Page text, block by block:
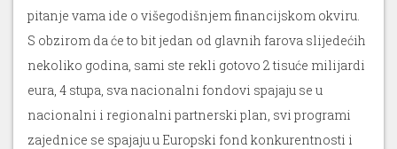
pitanje vama ide o višegodišnjem financijskom okviru.
S obzirom da će to bit jedan od glavnih farova slijedećih
nekoliko godina, sami ste rekli gotovo 2 tisuće milijardi
eura, 4 stupa, sva nacionalni fondovi spajaju se u
nacionalni i regionalni partnerski plan, svi programi
zajednice se spajaju u Europski fond konkurentnosti i